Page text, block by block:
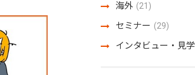
海外 (21)
セミナー (29)
インタビュー・見学